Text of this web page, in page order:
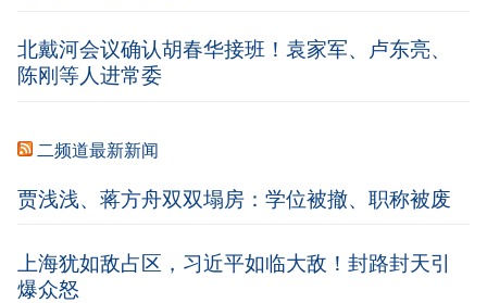
北戴河会议确认胡春华接班！袁家军、卢东亮、
陈刚等人进常委
二频道最新新闻
贾浅浅、蒋方舟双双塌房：学位被撤、职称被废
上海犹如敌占区，习近平如临大敌！封路封天引
爆众怒